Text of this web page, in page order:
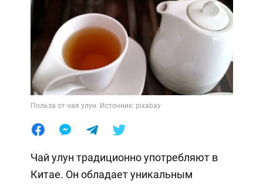
Жизнь
Лайфхаки
Польза от чая улун. Источник: pixabay
Чай улун традиционно употребляют в
Китае. Он обладает уникальным